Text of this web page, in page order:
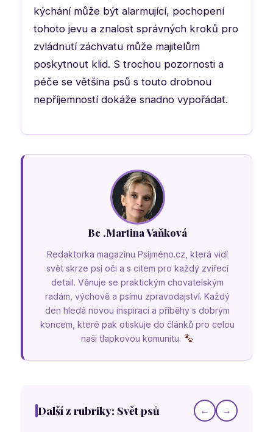
kýchání může být alarmující, pochopení
tohoto jevu a znalost správných kroků pro
zvládnutí záchvatu může majitelům
poskytnout klid. S trochou pozornosti a
péče se většina psů s touto drobnou
nepříjemností dokáže snadno vypořádat.
Bc .Martina Vaňková
Redaktorka magazínu Psíjméno.cz, která vidí
svět skrze psí oči a s citem pro každý zvířecí
detail. Věnuje se praktickým chovatelským
radám, výchově a psímu zpravodajství. Každý
den hledá novou inspiraci a příběhy s dobrým
koncem, které pak otiskuje do článků pro celou
naši tlapkovou komunitu.
Další z rubriky: Svět psů ← →